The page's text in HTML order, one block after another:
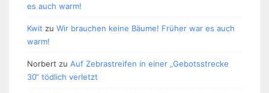
es auch warm!
Kwit zu Wir brauchen keine Bäume! Früher war es auch
warm!
Norbert zu Auf Zebrastreifen in einer „Gebotsstrecke
30“ tödlich verletzt